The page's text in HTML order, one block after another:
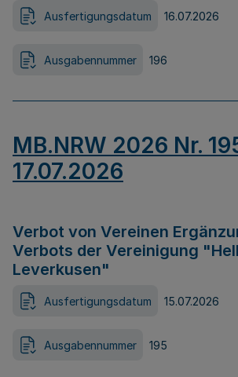
Ausfertigungsdatum 16.07.2026
Ausgabennummer 196
MB.NRW 2026 Nr.
17.07.2026
Verbot von Vereinen
Verbots der Vereinigung
Leverkusen"
Ausfertigungsdatum 15.07.2026
Ausgabennummer 195